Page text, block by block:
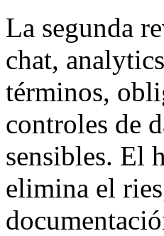
La segunda
chat,
términos,
controles de
sensibles. El
elimina el